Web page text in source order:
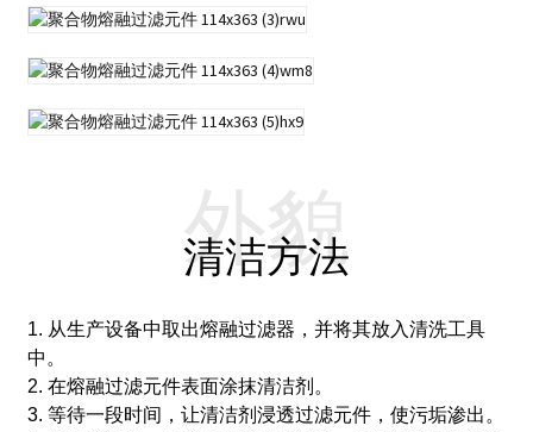
清洁方法
外貌
1. 从生产设备中取出熔融过滤器，并将其放入清洗工具
中。
2. 在熔融过滤元件表面涂抹清洁剂。
3. 等待一段时间，让清洁剂浸透过滤元件，使污垢渗出。